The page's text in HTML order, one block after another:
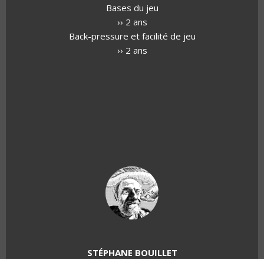
Bases du jeu
›› 2 ans
Back-pressure et facilité de jeu
›› 2 ans
STÉPHANE BOUILLET